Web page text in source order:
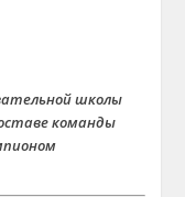
школы
команды